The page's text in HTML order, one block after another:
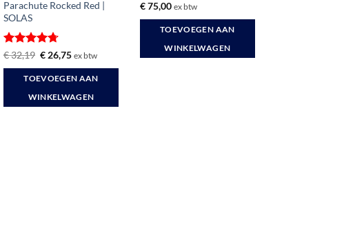
Parachute Rocked Red |
SOLAS
Gewaardeerd
€32,19 Oorspronkelijke
prijs
was:
€ 32,19.
€ 26,75Huidige
is:
€ 26,75.
ex btw
TOEVOEGEN AAN
WINKELWAGEN
€75,00 ex btw
TOEVOEGEN AAN
WINKELWAGEN